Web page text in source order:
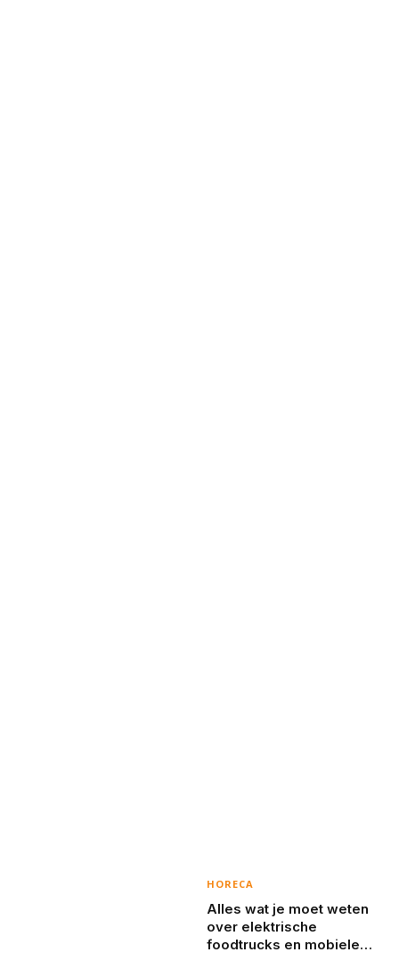
HORECA
Alles wat je moet weten
over elektrische
foodtrucks en mobiele